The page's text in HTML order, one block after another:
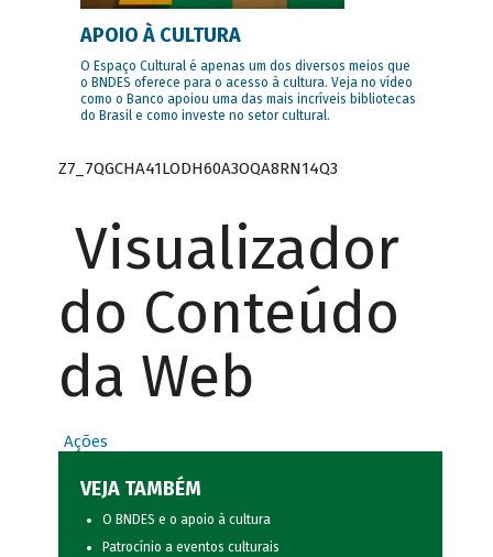
APOIO À CULTURA
O Espaço Cultural é apenas um dos diversos meios que
o BNDES oferece para o acesso à cultura. Veja no vídeo
como o Banco apoiou uma das mais incríveis bibliotecas
do Brasil e como investe no setor cultural.
Z7_7QGCHA41LODH60A3OQA8RN14Q3
Visualizador
do Conteúdo
da Web
Ações
VEJA TAMBÉM
O BNDES e o apoio à cultura
Patrocínio a eventos culturais